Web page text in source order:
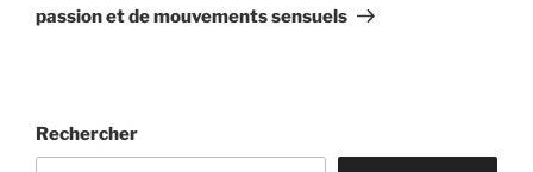
passion et de mouvements sensuels
Rechercher